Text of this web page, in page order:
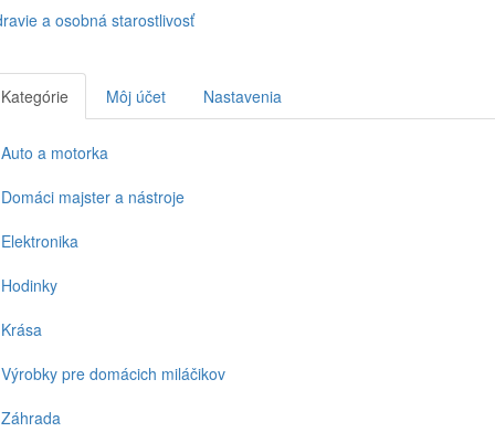
a osobná starostlivosť
Kategórie Môj účet Nastavenia
Auto a motorka
Domáci majster a nástroje
Elektronika
Hodinky
Krása
Výrobky pre domácich miláčikov
Záhrada